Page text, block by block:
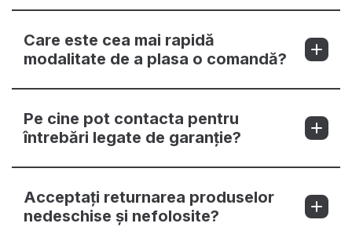
Care este cea mai rapidă
modalitate de a plasa o comandă?
Pe cine pot contacta pentru
întrebări legate de garanție?
Acceptați returnarea produselor
nedeschise și nefolosite?